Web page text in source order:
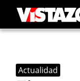
Actualidad